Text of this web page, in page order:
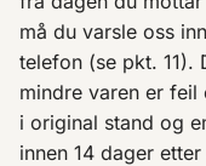
må du varsle oss
telefon (se pkt. 11).
mindre varen er feil
i original stand og
innen 14 dager